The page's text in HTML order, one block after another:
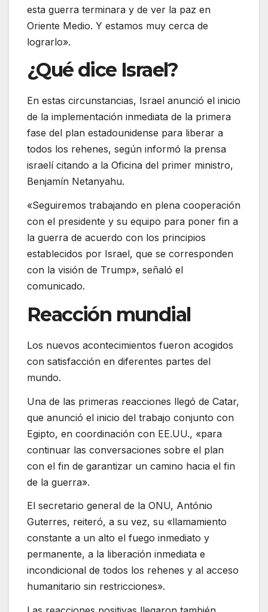
esta guerra terminara y de ver la paz en
Oriente Medio. Y estamos muy cerca de
lograrlo».
¿Qué dice Israel?
En estas circunstancias, Israel anunció el inicio
de la implementación inmediata de la primera
fase del plan estadounidense para liberar a
todos los rehenes, según informó la prensa
israelí citando a la Oficina del primer ministro,
Benjamín Netanyahu.
«Seguiremos trabajando en plena cooperación
con el presidente y su equipo para poner fin a
la guerra de acuerdo con los principios
establecidos por Israel, que se corresponden
con la visión de Trump», señaló el
comunicado.
Reacción mundial
Los nuevos acontecimientos fueron acogidos
con satisfacción en diferentes partes del
mundo.
Una de las primeras reacciones llegó de Catar,
que anunció el inicio del trabajo conjunto con
Egipto, en coordinación con EE.UU., «para
continuar las conversaciones sobre el plan
con el fin de garantizar un camino hacia el fin
de la guerra».
El secretario general de la ONU, António
Guterres, reiteró, a su vez, su «llamamiento
constante a un alto el fuego inmediato y
permanente, a la liberación inmediata e
incondicional de todos los rehenes y al acceso
humanitario sin restricciones».